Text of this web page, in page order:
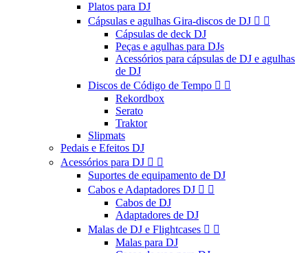
Platos para DJ
Cápsulas e agulhas Gira-discos de DJ  
Cápsulas de deck DJ
Peças e agulhas para DJs
Acessórios para cápsulas de DJ e agulhas
de DJ
Discos de Código de Tempo  
Rekordbox
Serato
Traktor
Slipmats
Pedais e Efeitos DJ
Acessórios para DJ  
Suportes de equipamento de DJ
Cabos e Adaptadores DJ  
Cabos de DJ
Adaptadores de DJ
Malas de DJ e Flightcases  
Malas para DJ